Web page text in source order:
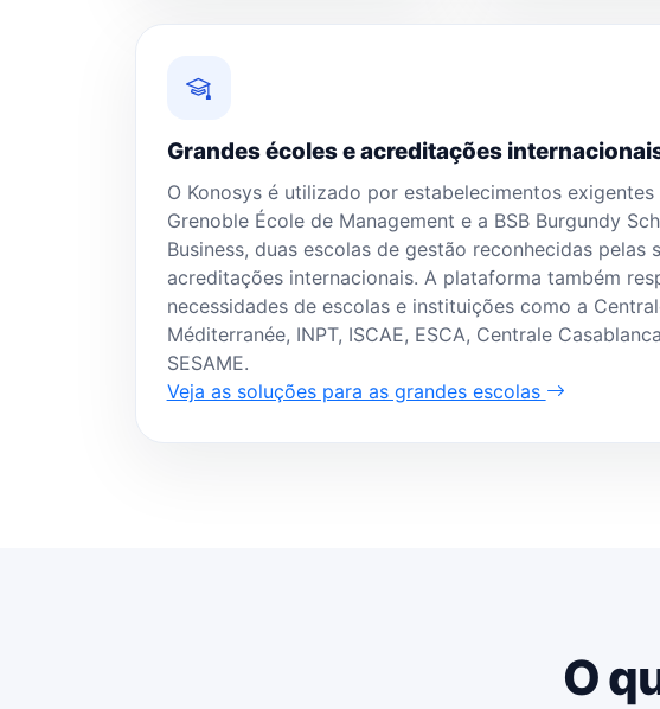
Grandes écoles e acreditações
O Konosys é utilizado por estabelecimentos exigentes
Grenoble École de Management e a BSB Burgundy
Business, duas escolas de gestão reconhecidas pelas
acreditações internacionais. A plataforma também
necessidades de escolas e instituições como a
Méditerranée, INPT, ISCAE, ESCA, Centrale
SESAME.
Veja as soluções para as grandes escolas
O